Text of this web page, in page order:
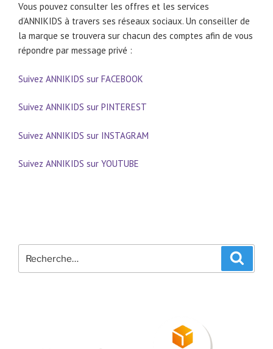
Vous pouvez consulter les offres et les services
d’ANNIKIDS à travers ses réseaux sociaux. Un conseiller de
la marque se trouvera sur chacun des comptes afin de vous
répondre par message privé :
Suivez ANNIKIDS sur FACEBOOK
Suivez ANNIKIDS sur PINTEREST
Suivez ANNIKIDS sur INSTAGRAM
Suivez ANNIKIDS sur YOUTUBE
pour